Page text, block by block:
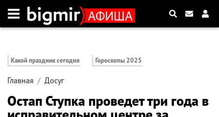
Какой праздник сегодня Гороскопы 2025
Главная Досуг
Остап Ступка проведет три года в